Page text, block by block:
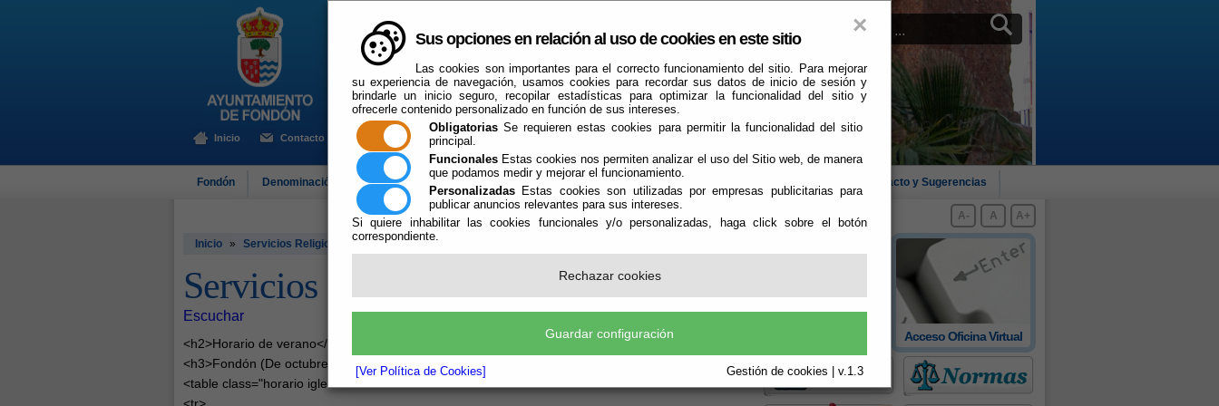
×
Sus opciones en relación al uso de cookies en este sitio
Las cookies son importantes para el correcto funcionamiento del sitio. Para mejorar
su experiencia de navegación, usamos cookies para recordar sus datos de inicio de sesión y
brindarle un inicio seguro, recopilar estadísticas para optimizar la funcionalidad del sitio y
ofrecerle contenido personalizado en función de sus intereses.
Obligatorias Se requieren estas cookies para permitir la funcionalidad del sitio
principal.
Funcionales Estas cookies nos permiten analizar el uso del Sitio web, de manera
que podamos medir y mejorar el funcionamiento.
Personalizadas Estas cookies son utilizadas por empresas publicitarias para
publicar anuncios relevantes para sus intereses.
Si quiere inhabilitar las cookies funcionales y/o personalizadas, haga click sobre el botón
correspondiente.
Rechazar cookies
Guardar configuración
[Ver Política de Cookies] Gestión de cookies | v.1.3
Inicio Contacto
Fondón Denominación de Origen El Ayuntamiento Turismo Contacto y Sugerencias
A+
A
A-
Acceso Oficina Virtual
Inicio » Servicios Religiosos
Servicios Religiosos
Escuchar
<h2>Horario de verano</h2>
<h3>Fondón (De octubre hasta abril)</h3>
<table class="horario iglesia">